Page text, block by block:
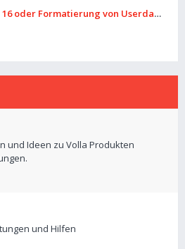
oder Formatierung von Userdata
und Ideen zu Volla Produkten
und Hilfen